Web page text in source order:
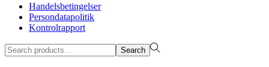
Handelsbetingelser
Persondatapolitik
Kontrolrapport
Search
for:>
Search